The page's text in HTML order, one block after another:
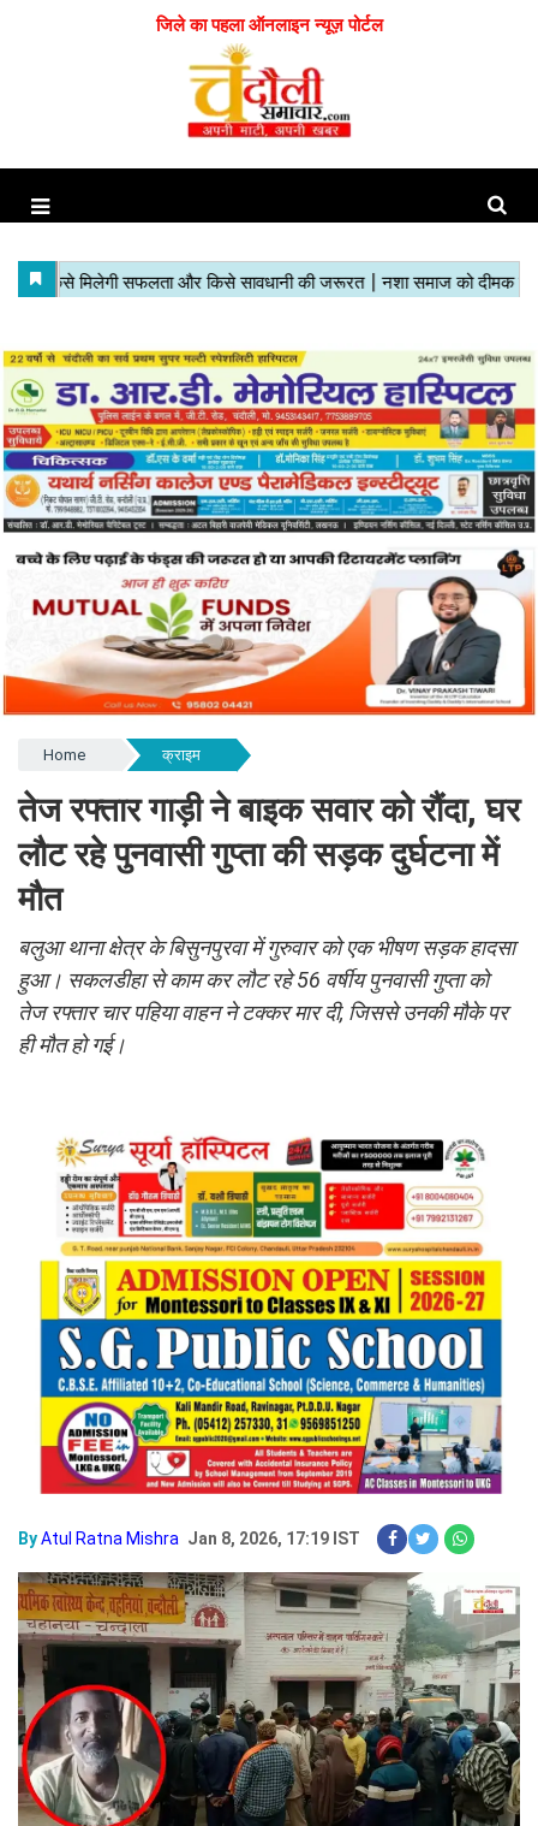
जिले का पहला ऑनलाइन न्यूज़ पोर्टल
Home क्राइम
तेज रफ्तार गाड़ी ने बाइक सवार को रौंदा, घर
लौट रहे पुनवासी गुप्ता की सड़क दुर्घटना में
मौत
बलुआ थाना क्षेत्र के बिसुनपुरवा में गुरुवार को एक भीषण सड़क हादसा
हुआ। सकलडीहा से काम कर लौट रहे 56 वर्षीय पुनवासी गुप्ता को
तेज रफ्तार चार पहिया वाहन ने टक्कर मार दी, जिससे उनकी मौके पर
ही मौत हो गई।
ByAtul Ratna Mishra Jan 8, 2026, 17:19 IST